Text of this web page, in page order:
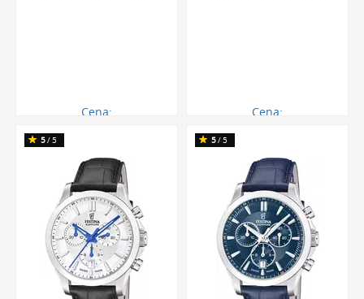
Cena:
Cena:
5/5 5/5